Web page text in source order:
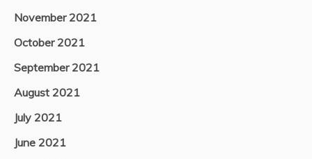
November 2021
October 2021
September 2021
August 2021
July 2021
June 2021